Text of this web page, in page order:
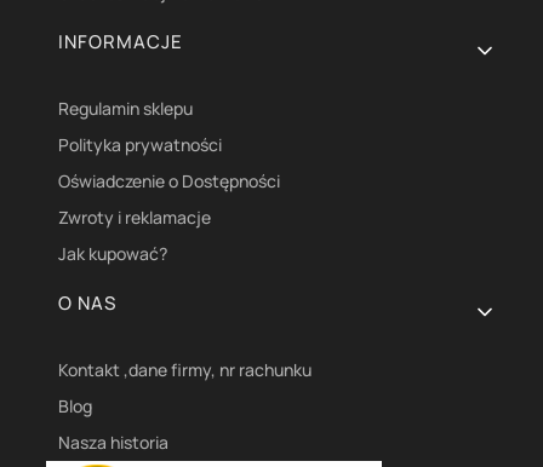
INFORMACJE
Regulamin sklepu
Polityka prywatności
Oświadczenie o Dostępności
Zwroty i reklamacje
Jak kupować?
O NAS
Kontakt ,dane firmy, nr rachunku
Blog
Nasza historia